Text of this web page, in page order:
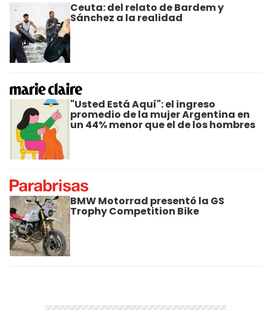
Ceuta: del relato de Bardem y
Sánchez a la realidad
"Usted Está Aquí": el ingreso
promedio de la mujer Argentina en
un 44% menor que el de los hombres
BMW Motorrad presentó la GS
Trophy Competition Bike